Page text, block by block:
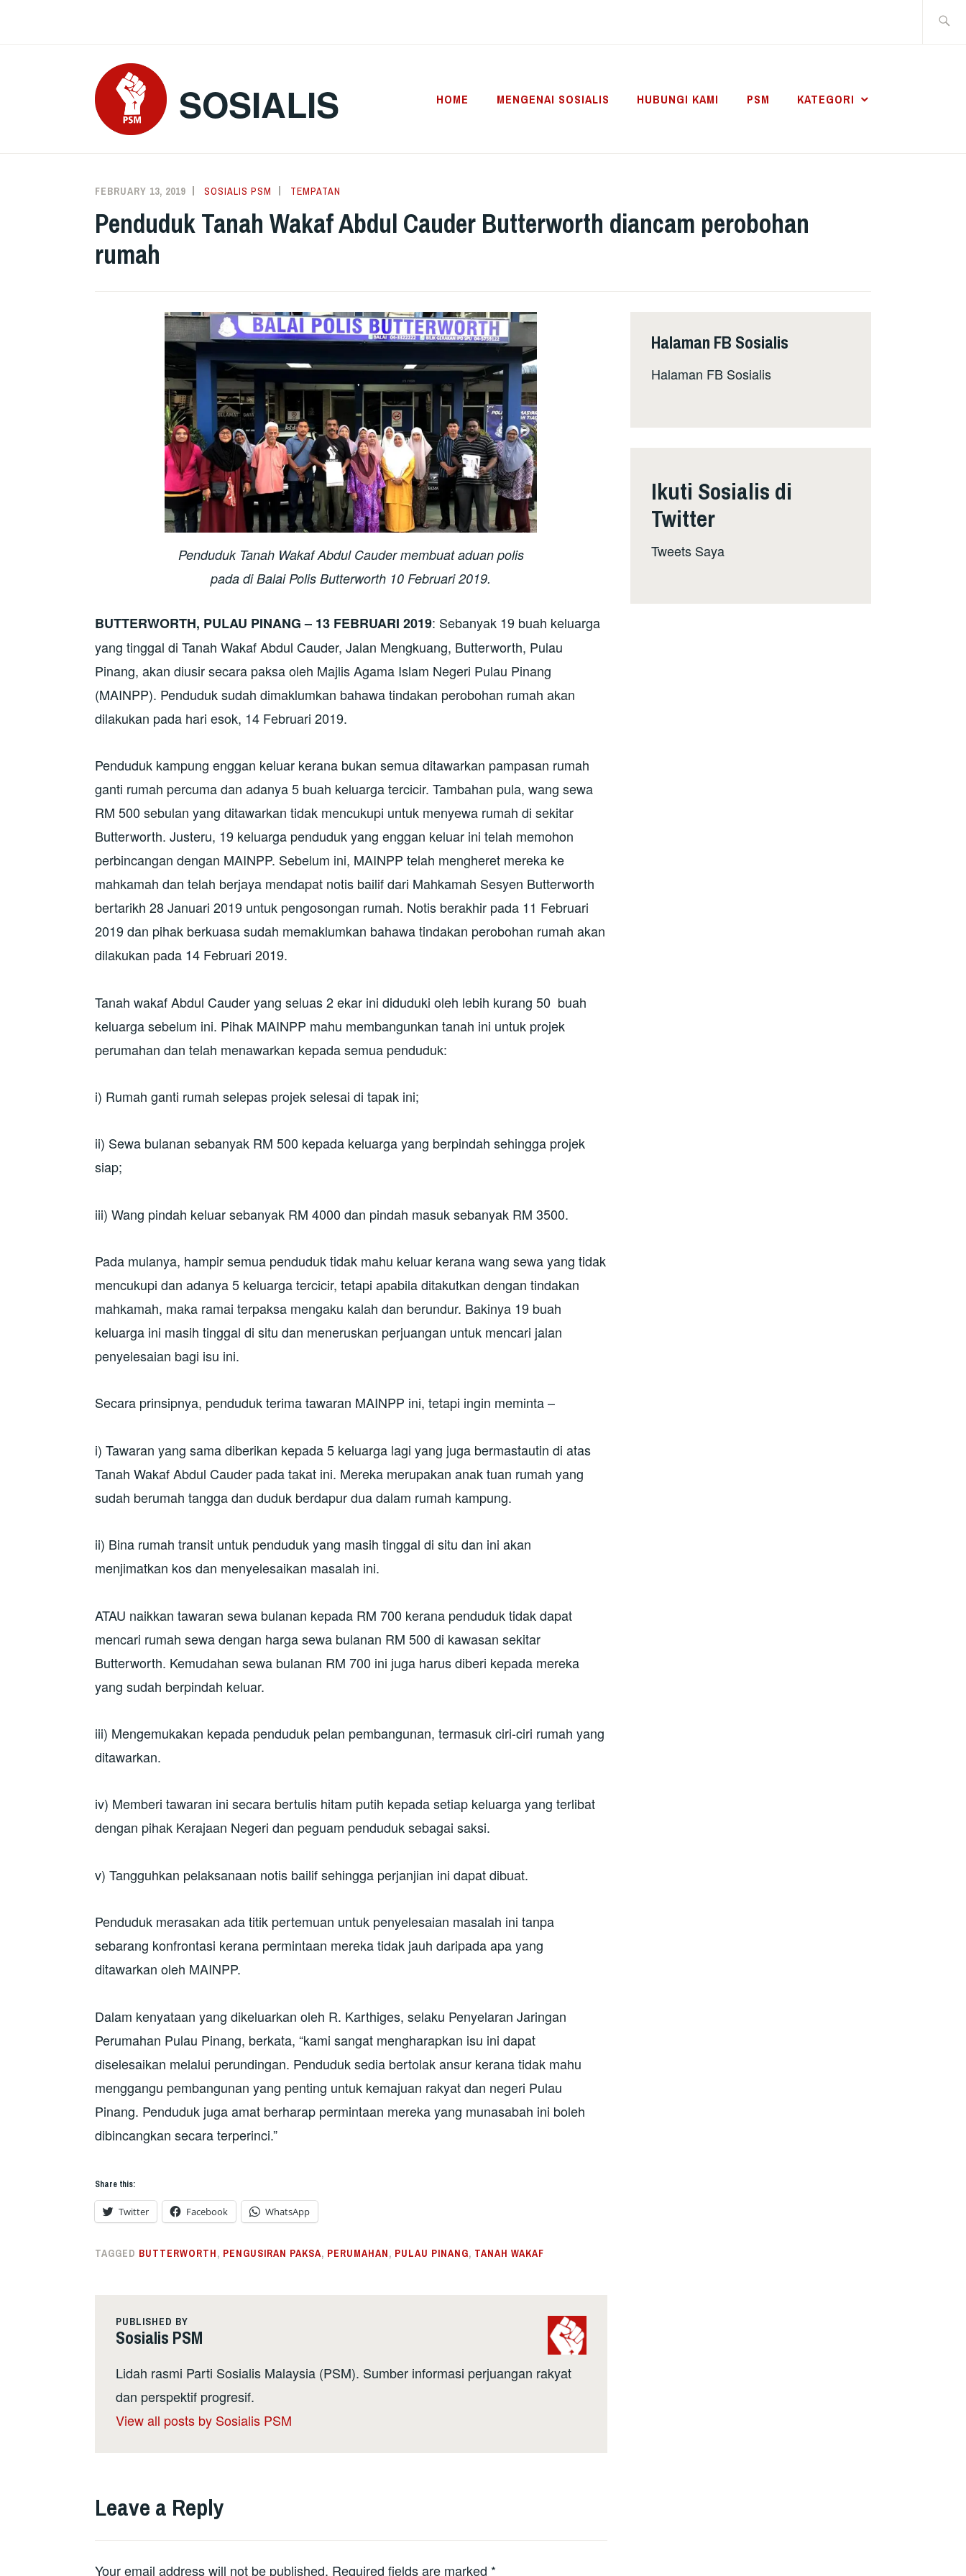
SOSIALIS HOME MENGENAI SOSIALIS HUBUNGI KAMI PSM KATEGORI
FEBRUARY 13, 2019 SOSIALIS PSM TEMPATAN
Penduduk Tanah Wakaf Abdul Cauder Butterworth diancam perobohan
rumah
Penduduk Tanah Wakaf Abdul Cauder membuat aduan polis
pada di Balai Polis Butterworth 10 Februari 2019.
BUTTERWORTH, PULAU PINANG – 13 FEBRUARI 2019: Sebanyak 19 buah keluarga
yang tinggal di Tanah Wakaf Abdul Cauder, Jalan Mengkuang, Butterworth, Pulau
Pinang, akan diusir secara paksa oleh Majlis Agama Islam Negeri Pulau Pinang
(MAINPP). Penduduk sudah dimaklumkan bahawa tindakan perobohan rumah akan
dilakukan pada hari esok, 14 Februari 2019.
Penduduk kampung enggan keluar kerana bukan semua ditawarkan pampasan rumah
ganti rumah percuma dan adanya 5 buah keluarga tercicir. Tambahan pula, wang sewa
RM 500 sebulan yang ditawarkan tidak mencukupi untuk menyewa rumah di sekitar
Butterworth. Justeru, 19 keluarga penduduk yang enggan keluar ini telah memohon
perbincangan dengan MAINPP. Sebelum ini, MAINPP telah mengheret mereka ke
mahkamah dan telah berjaya mendapat notis bailif dari Mahkamah Sesyen Butterworth
bertarikh 28 Januari 2019 untuk pengosongan rumah. Notis berakhir pada 11 Februari
2019 dan pihak berkuasa sudah memaklumkan bahawa tindakan perobohan rumah akan
dilakukan pada 14 Februari 2019.
Tanah wakaf Abdul Cauder yang seluas 2 ekar ini diduduki oleh lebih kurang 50 buah
keluarga sebelum ini. Pihak MAINPP mahu membangunkan tanah ini untuk projek
perumahan dan telah menawarkan kepada semua penduduk:
i) Rumah ganti rumah selepas projek selesai di tapak ini;
ii) Sewa bulanan sebanyak RM 500 kepada keluarga yang berpindah sehingga projek
siap;
iii) Wang pindah keluar sebanyak RM 4000 dan pindah masuk sebanyak RM 3500.
Pada mulanya, hampir semua penduduk tidak mahu keluar kerana wang sewa yang tidak
mencukupi dan adanya 5 keluarga tercicir, tetapi apabila ditakutkan dengan tindakan
mahkamah, maka ramai terpaksa mengaku kalah dan berundur. Bakinya 19 buah
keluarga ini masih tinggal di situ dan meneruskan perjuangan untuk mencari jalan
penyelesaian bagi isu ini.
Secara prinsipnya, penduduk terima tawaran MAINPP ini, tetapi ingin meminta –
i) Tawaran yang sama diberikan kepada 5 keluarga lagi yang juga bermastautin di atas
Tanah Wakaf Abdul Cauder pada takat ini. Mereka merupakan anak tuan rumah yang
sudah berumah tangga dan duduk berdapur dua dalam rumah kampung.
ii) Bina rumah transit untuk penduduk yang masih tinggal di situ dan ini akan
menjimatkan kos dan menyelesaikan masalah ini.
ATAU naikkan tawaran sewa bulanan kepada RM 700 kerana penduduk tidak dapat
mencari rumah sewa dengan harga sewa bulanan RM 500 di kawasan sekitar
Butterworth. Kemudahan sewa bulanan RM 700 ini juga harus diberi kepada mereka
yang sudah berpindah keluar.
iii) Mengemukakan kepada penduduk pelan pembangunan, termasuk ciri-ciri rumah yang
ditawarkan.
iv) Memberi tawaran ini secara bertulis hitam putih kepada setiap keluarga yang terlibat
dengan pihak Kerajaan Negeri dan peguam penduduk sebagai saksi.
v) Tangguhkan pelaksanaan notis bailif sehingga perjanjian ini dapat dibuat.
Penduduk merasakan ada titik pertemuan untuk penyelesaian masalah ini tanpa
sebarang konfrontasi kerana permintaan mereka tidak jauh daripada apa yang
ditawarkan oleh MAINPP.
Dalam kenyataan yang dikeluarkan oleh R. Karthiges, selaku Penyelaran Jaringan
Perumahan Pulau Pinang, berkata, “kami sangat mengharapkan isu ini dapat
diselesaikan melalui perundingan. Penduduk sedia bertolak ansur kerana tidak mahu
menggangu pembangunan yang penting untuk kemajuan rakyat dan negeri Pulau
Pinang. Penduduk juga amat berharap permintaan mereka yang munasabah ini boleh
dibincangkan secara terperinci.”
Share this:
Twitter Facebook WhatsApp
TAGGED BUTTERWORTH, PENGUSIRAN PAKSA, PERUMAHAN, PULAU PINANG, TANAH WAKAF
PUBLISHED BY
Sosialis PSM
Lidah rasmi Parti Sosialis Malaysia (PSM). Sumber informasi perjuangan rakyat
dan perspektif progresif.
View all posts by Sosialis PSM
Leave a Reply
Your email address will not be published. Required fields are marked *
Halaman FB Sosialis
Halaman FB Sosialis
Ikuti Sosialis di
Twitter
Tweets Saya